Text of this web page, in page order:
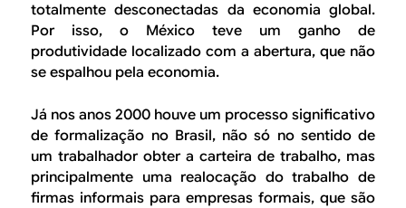
totalmente desconectadas da economia global.
Por isso, o México teve um ganho de
produtividade localizado com a abertura, que não
se espalhou pela economia.
Já nos anos 2000 houve um processo significativo
de formalização no Brasil, não só no sentido de
um trabalhador obter a carteira de trabalho, mas
principalmente uma realocação do trabalho de
firmas informais para empresas formais, que são